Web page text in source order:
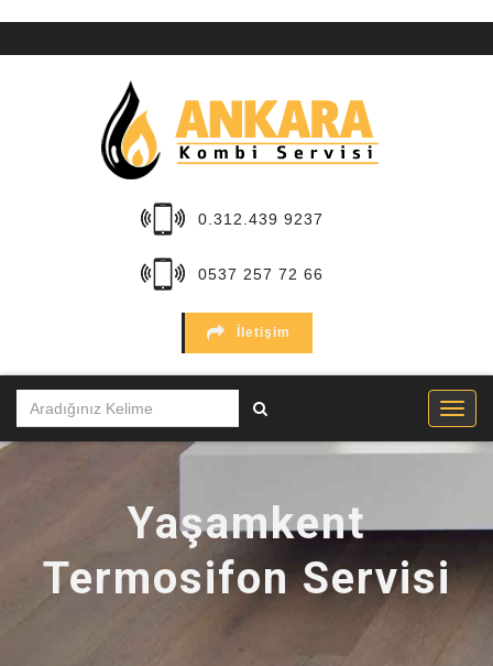
0.312.439 9237
0537 257 72 66
İletişim
KURUMSAL
Yaşamkent
Termosifon Servisi